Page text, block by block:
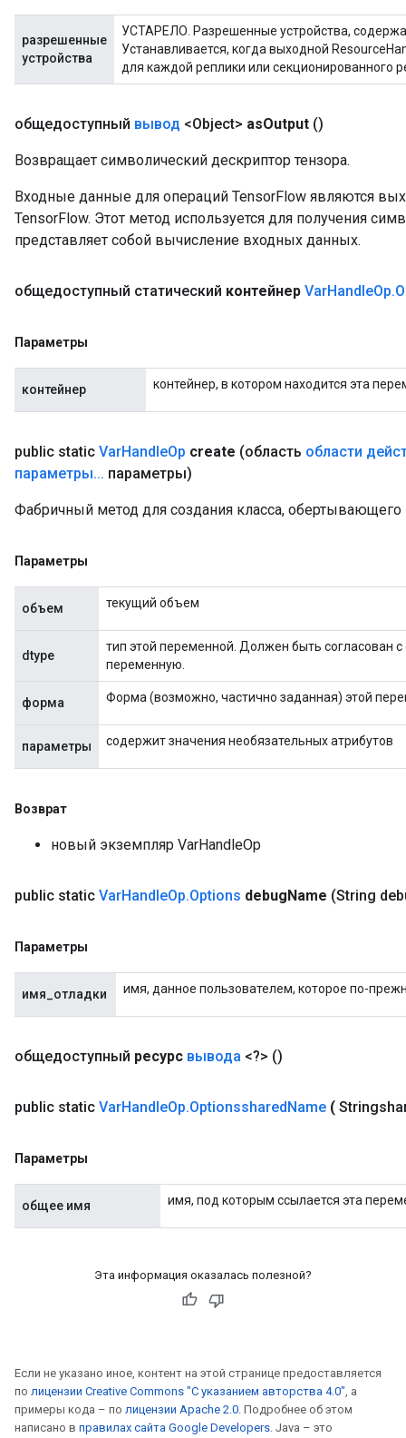
разрешенные
устройства
УСТАРЕЛО. Разрешенные устройства,
Устанавливается, когда выходной
для каждой реплики или секционированного
общедоступный вывод <Object> asOutput ()
Возвращает символический дескриптор тензора.
Входные данные для операций TensorFlow являются
TensorFlow. Этот метод используется для получения
представляет собой вычисление входных данных.
общедоступный статический контейнер VarHandleOp.
Параметры
контейнер контейнер, в котором находится эта
public static VarHandleOp create (область области
параметры... параметры)
Фабричный метод для создания класса,
Параметры
объем текущий объем
dtype
тип этой переменной. Должен быть согласован
переменную.
форма Форма (возможно, частично заданная) этой
параметры содержит значения необязательных атрибутов
Возврат
новый экземпляр VarHandleOp
public static VarHandleOp.Options debugName (String
Параметры
имя_отладки имя, данное пользователем, которое по-
общедоступный ресурс вывода <?> ()
public static VarHandleOp.OptionssharedName (
Параметры
общее имя имя, под которым ссылается эта
Эта информация оказалась полезной?
Если не указано иное, контент на этой странице предоставляется
по лицензии Creative Commons "С указанием авторства 4.0", а
примеры кода – по лицензии Apache 2.0. Подробнее об этом
написано в правилах сайта Google Developers. Java – это